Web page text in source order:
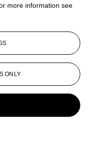
85 83
collection
more information see
ONLY